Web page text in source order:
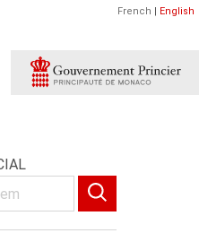
French | English